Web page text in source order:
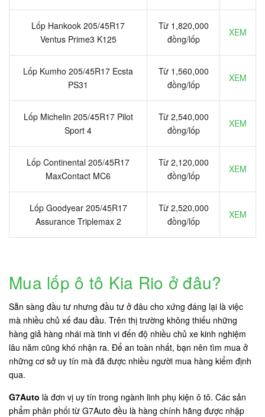
Lốp Hankook 205/45R17
Ventus Prime3 K125
Từ 1,820,000
đồng/lốp
XEM
Lốp Kumho 205/45R17 Ecsta
PS31
Từ 1,560,000
đồng/lốp
XEM
Lốp Michelin 205/45R17 Pilot
Sport 4
Từ 2,540,000
đồng/lốp
XEM
Lốp Continental 205/45R17
MaxContact MC6
Từ 2,120,000
đồng/lốp
XEM
Lốp Goodyear 205/45R17
Assurance Triplemax 2
Từ 2,520,000
đồng/lốp
XEM
Mua lốp ô tô Kia Rio ở đâu?
Sẵn sàng đầu tư nhưng đầu tư ở đâu cho xứng đáng lại là việc
mà nhiều chủ xế đau đầu. Trên thị trường không thiếu những
hàng giả hàng nhái mà tinh vi đến độ nhiều chủ xe kinh nghiệm
lâu năm cũng khó nhận ra. Để an toàn nhất, bạn nên tìm mua ở
những cơ sở uy tín mà đã được nhiều người mua hàng kiểm định
qua.
G7Auto là đơn vị uy tín trong ngành linh phụ kiện ô tô. Các sản
phẩm phân phối từ G7Auto đều là hàng chính hãng được nhập